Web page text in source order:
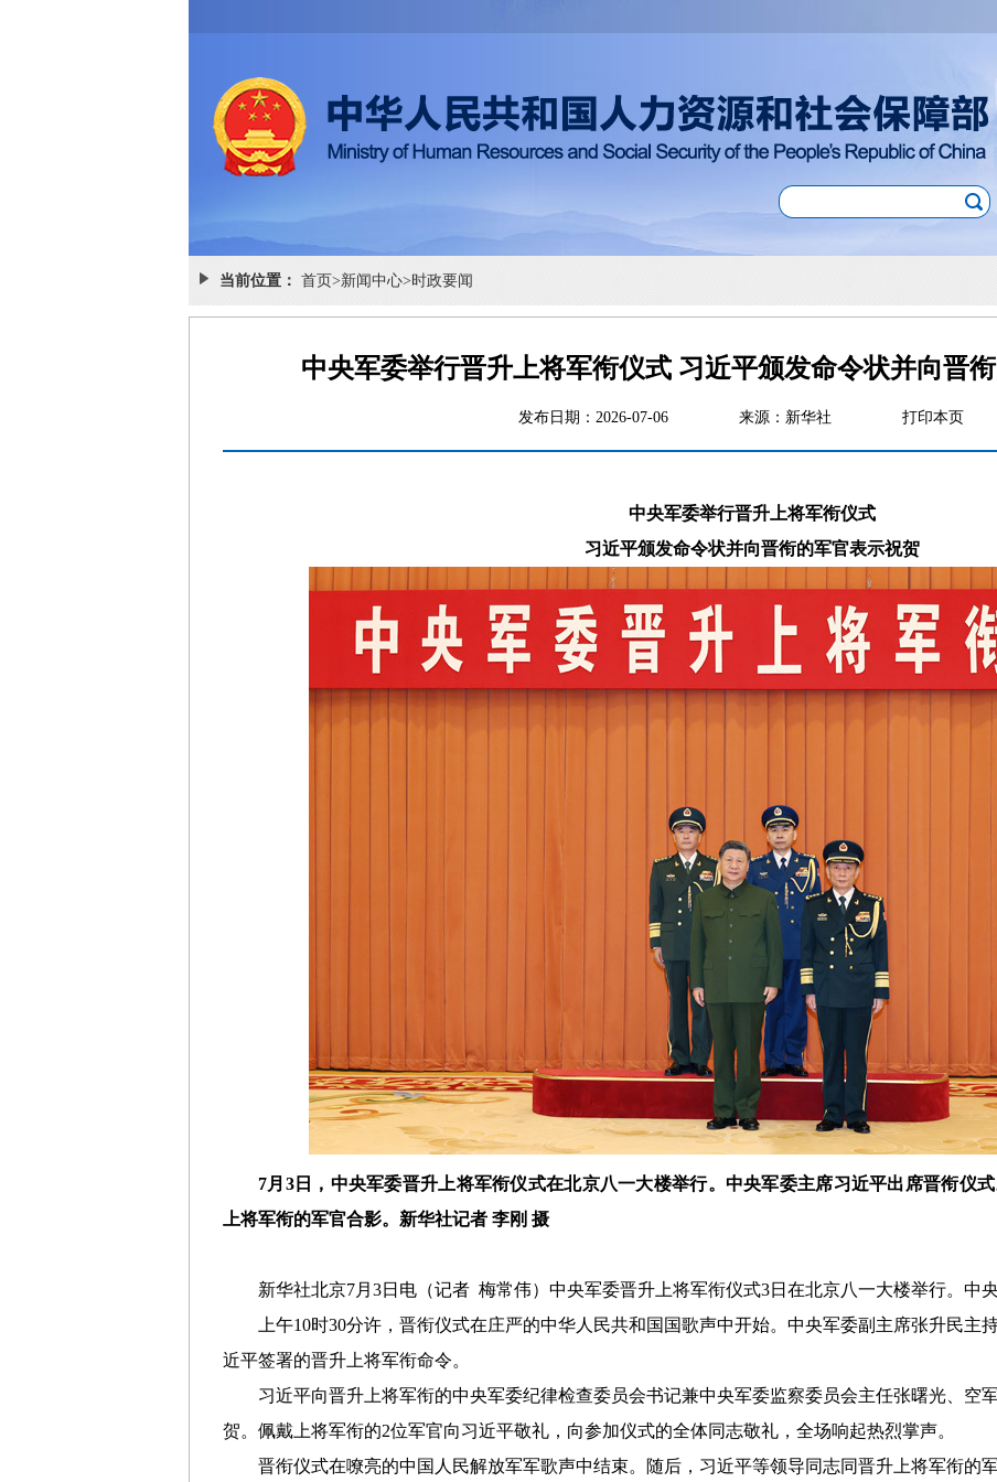
当前位置： 首页>新闻中心>时政要闻
中央军委举行晋升上将军衔仪式 习近平颁发命令状并向晋
发布日期：2026-07-06 来源：新华社 打印本页
中央军委举行晋升上将军衔仪式
习近平颁发命令状并向晋衔的军官表示祝贺
7月3日，中央军委晋升上将军衔仪式在北京八一大楼举行。中央军委主席习近平出席晋衔仪
上将军衔的军官合影。新华社记者 李刚 摄
新华社北京7月3日电（记者 梅常伟）中央军委晋升上将军衔仪式3日在北京八一大楼举行。中
上午10时30分许，晋衔仪式在庄严的中华人民共和国国歌声中开始。中央军委副主席张升民主
近平签署的晋升上将军衔命令。
习近平向晋升上将军衔的中央军委纪律检查委员会书记兼中央军委监察委员会主任张曙光、空
贺。佩戴上将军衔的2位军官向习近平敬礼，向参加仪式的全体同志敬礼，全场响起热烈掌声。
晋衔仪式在嘹亮的中国人民解放军军歌声中结束。随后，习近平等领导同志同晋升上将军衔的军